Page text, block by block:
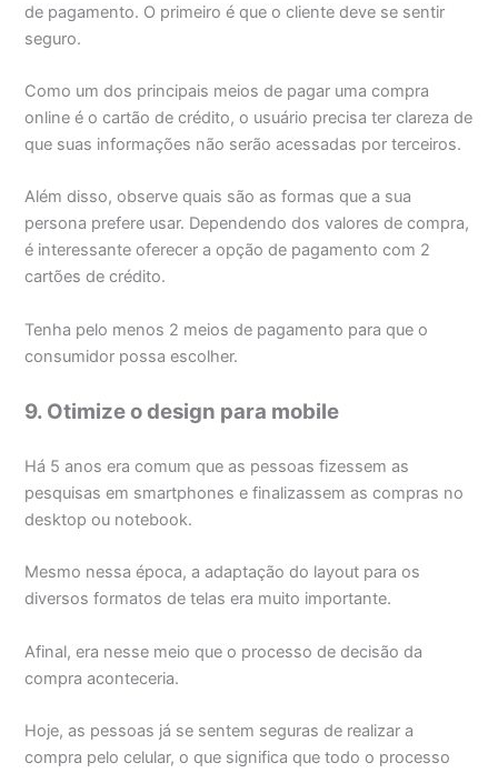
de pagamento. O primeiro é que o cliente deve se sentir
seguro.
Como um dos principais meios de pagar uma compra
online é o cartão de crédito, o usuário precisa ter clareza de
que suas informações não serão acessadas por terceiros.
Além disso, observe quais são as formas que a sua
persona prefere usar. Dependendo dos valores de compra,
é interessante oferecer a opção de pagamento com 2
cartões de crédito.
Tenha pelo menos 2 meios de pagamento para que o
consumidor possa escolher.
9. Otimize o design para mobile
Há 5 anos era comum que as pessoas fizessem as
pesquisas em smartphones e finalizassem as compras no
desktop ou notebook.
Mesmo nessa época, a adaptação do layout para os
diversos formatos de telas era muito importante.
Afinal, era nesse meio que o processo de decisão da
compra aconteceria.
Hoje, as pessoas já se sentem seguras de realizar a
compra pelo celular, o que significa que todo o processo